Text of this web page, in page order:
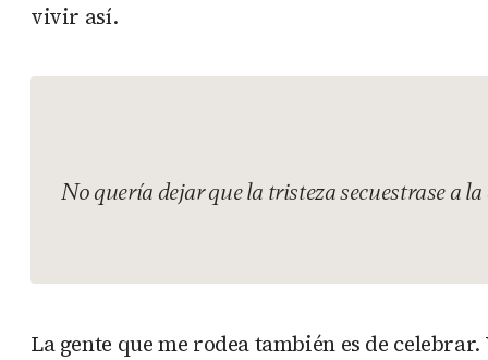
vivir así.
No quería dejar que la tristeza secuestrase a
La gente que me rodea también es de